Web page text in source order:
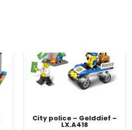
City police – Gelddief –
LX.A418